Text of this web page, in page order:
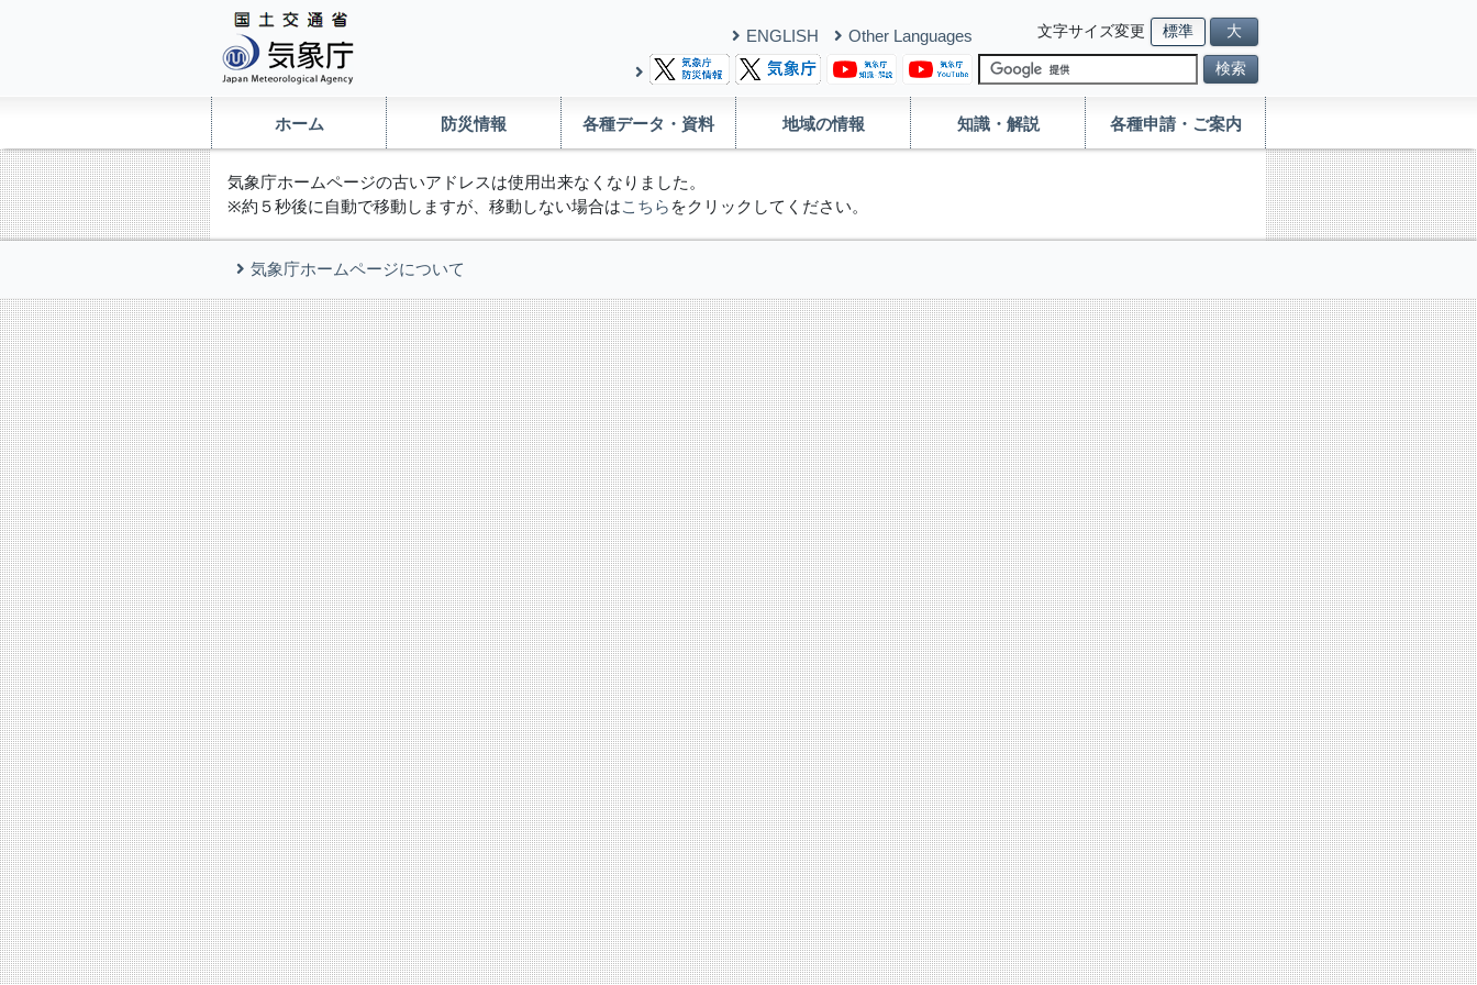
ENGLISH Other Languages 文字サイズ変更 標準 大
検索
ホーム 防災情報 各種データ・資料 地域の情報 知識・解説 各種申請・ご案内
気象庁ホームページの古いアドレスは使用出来なくなりました。
※約５秒後に自動で移動しますが、移動しない場合はこちら をクリックしてください。
気象庁ホームページについて